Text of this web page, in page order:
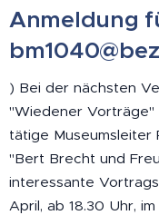
Anmeldung
) Bei der nächsten
"Wiedener Vorträge"
tätige Museumsleiter
"Bert Brecht und
interessante
April, ab 18.30 Uhr,